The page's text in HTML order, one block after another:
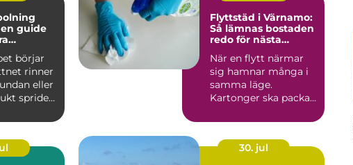
börjar
rinner
eller
sprider
Flyttstäd i Värnamo:
Så lämnas bostaden
redo för nästa
När en flytt närmar
sig hamnar många i
samma läge.
Kartonger ska packas,
30. jul